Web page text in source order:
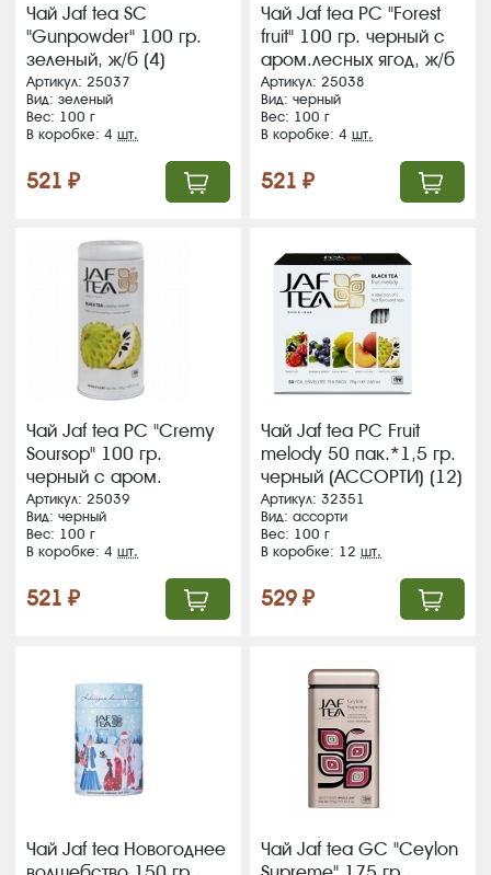
Чай Jaf tea SC
"Gunpowder" 100 гр.
зеленый, ж/б (4)
Артикул: 25037
Вид: зеленый
Вес: 100 г
В коробке: 4шт.
521 ₽
Чай Jaf tea PC "Forest
fruit" 100 гр. черный с
аром.лесных ягод, ж/б
(4)
Артикул: 25038
Вид: черный
Вес: 100 г
В коробке: 4шт.
521 ₽
Чай Jaf tea PC "Cremy
Soursop" 100 гр.
черный с аром.
соусап, ж/б (4) (342)
Артикул: 25039
Вид: черный
Вес: 100 г
В коробке: 4шт.
521 ₽
Чай Jaf tea РС Fruit
melody 50 пак.*1,5 гр.
черный (АССОРТИ) (12)
(293)
Артикул: 32351
Вид: ассорти
Вес: 100 г
В коробке: 12шт.
529 ₽
Чай Jaf tea Новогоднее
Чай Jaf tea GC "Ceylon